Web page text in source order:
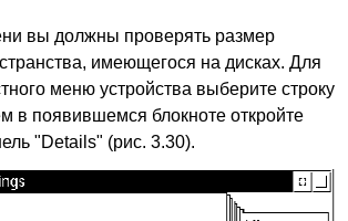
вы должны проверять размер
имеющегося на дисках. Для
меню устройства выберите строку
в появившемся блокноте откройте
"Details" (рис. 3.30).